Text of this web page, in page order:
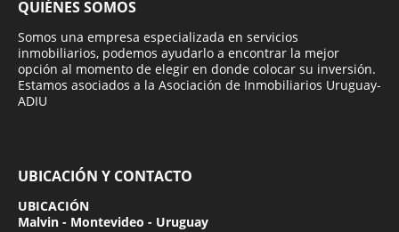
QUIÉNES SOMOS
Somos una empresa especializada en servicios
inmobiliarios, podemos ayudarlo a encontrar la mejor
opción al momento de elegir en donde colocar su inversión.
Estamos asociados a la Asociación de Inmobiliarios Uruguay-
ADIU
UBICACIÓN Y CONTACTO
UBICACIÓN
Malvin - Montevideo - Uruguay